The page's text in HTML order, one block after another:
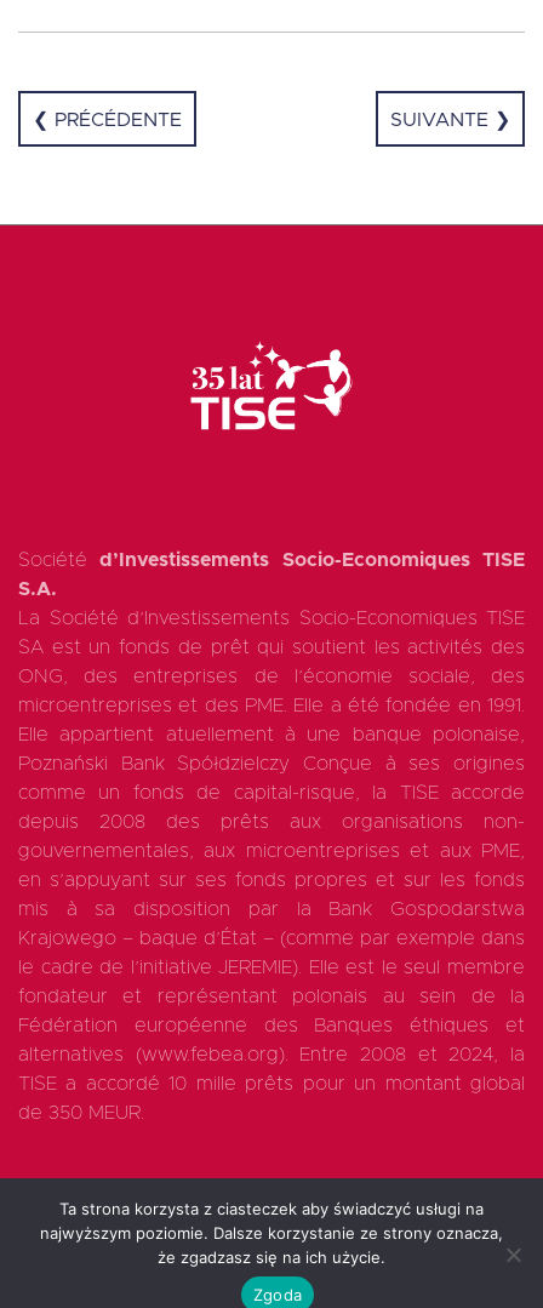
❮ PRÉCÉDENTE SUIVANTE ❯
Société d’Investissements Socio-Economiques TISE
S.A.
La Société d’Investissements Socio-Economiques TISE
SA est un fonds de prêt qui soutient les activités des
ONG, des entreprises de l’économie sociale, des
microentreprises et des PME. Elle a été fondée en 1991.
Elle appartient atuellement à une banque polonaise,
Poznański Bank Spółdzielczy Conçue à ses origines
comme un fonds de capital-risque, la TISE accorde
depuis 2008 des prêts aux organisations non-
gouvernementales, aux microentreprises et aux PME,
en s’appuyant sur ses fonds propres et sur les fonds
mis à sa disposition par la Bank Gospodarstwa
Krajowego – baque d’État – (comme par exemple dans
le cadre de l’initiative JEREMIE). Elle est le seul membre
fondateur et représentant polonais au sein de la
Fédération européenne des Banques éthiques et
alternatives (www.febea.org). Entre 2008 et 2024, la
TISE a accordé 10 mille prêts pour un montant global
de 350 MEUR.
All rights reserved 2025
Ta strona korzysta z ciasteczek aby świadczyć usługi na
najwyższym poziomie. Dalsze korzystanie ze strony oznacza,
że zgadzasz się na ich użycie.
Zgoda